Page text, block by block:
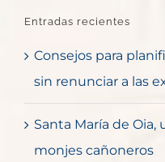
Entradas recientes
Consejos para
sin renunciar a las
Santa María de
monjes cañoneros